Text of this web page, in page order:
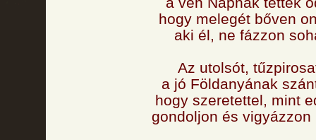
hogy melegét bőven
aki él, ne fázzon
Az utolsót,
a jó Földanyának
hogy szeretettel, mint
gondoljon és vigyázzon